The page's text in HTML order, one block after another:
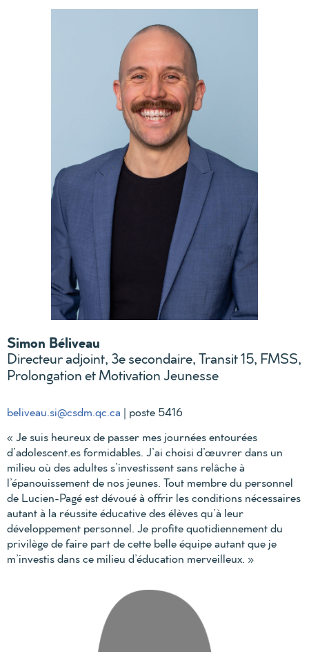
Simon Béliveau
Directeur adjoint, 3e secondaire, Transit 15, FMSS,
Prolongation et Motivation Jeunesse
beliveau.si@csdm.qc.ca | poste 5416
« Je suis heureux de passer mes journées entourées
d’adolescent.es formidables. J’ai choisi d’œuvrer dans un
milieu où des adultes s’investissent sans relâche à
l’épanouissement de nos jeunes. Tout membre du personnel
de Lucien-Pagé est dévoué à offrir les conditions nécessaires
autant à la réussite éducative des élèves qu’à leur
développement personnel. Je profite quotidiennement du
privilège de faire part de cette belle équipe autant que je
m’investis dans ce milieu d’éducation merveilleux. »